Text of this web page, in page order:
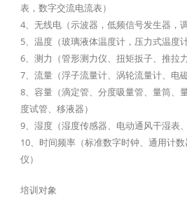
表，数字交流电流表）
4、无线电（示波器，低频信号发生器，
5、温度（玻璃液体温度计，压力式温度
6、测力（管形测力仪、扭矩扳子、推拉力
7、流量（浮子流量计、涡轮流量计、电
8、容量（滴定管、分度吸量管、量筒、
度试管、移液器）
9、湿度（湿度传感器、电动通风干湿表
10、时间频率（标准数字时钟、通用计
仪）
培训对象